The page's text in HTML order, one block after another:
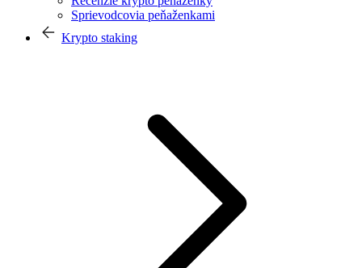
Sprievodcovia peňaženkami
Krypto staking